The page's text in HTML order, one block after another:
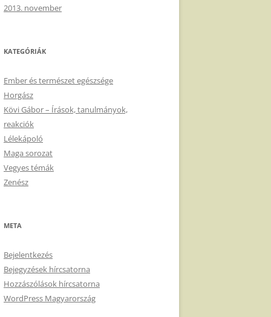
2013. november
KATEGÓRIÁK
Ember és természet egészsége
Horgász
Kövi Gábor – Írások, tanulmányok,
reakciók
Lélekápoló
Maga sorozat
Vegyes témák
Zenész
META
Bejelentkezés
Bejegyzések hírcsatorna
Hozzászólások hírcsatorna
WordPress Magyarország